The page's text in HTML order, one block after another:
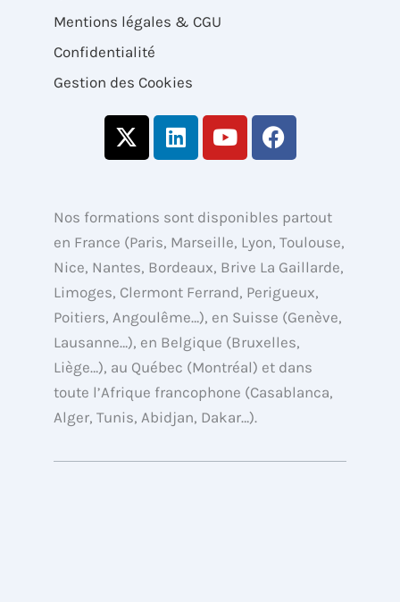
Mentions légales & CGU
Confidentialité
Gestion des Cookies
X
-
i
t
t
e
r
L
i
e
d
i
n
Y
o
u
b
e
F
a
b
o
o
k
Nos formations sont disponibles partout
en France (Paris, Marseille, Lyon, Toulouse,
Nice, Nantes, Bordeaux, Brive La Gaillarde,
Limoges, Clermont Ferrand, Perigueux,
Poitiers, Angoulême…), en Suisse (Genève,
Lausanne…), en Belgique (Bruxelles,
Liège…), au Québec (Montréal) et dans
toute l’Afrique francophone (Casablanca,
Alger, Tunis, Abidjan, Dakar…).